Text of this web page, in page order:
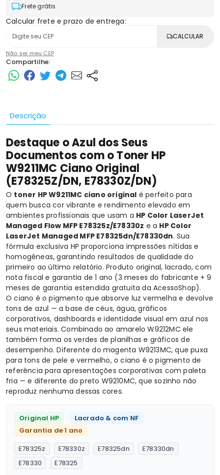
Frete grátis
Calcular frete e prazo de entrega:
CALCULAR
Não sei meu CEP
Compartilhe:
Descrição
Destaque o Azul dos Seus
Documentos com o Toner HP
W9211MC Ciano Original
(E78325Z/DN, E78330Z/DN)
O toner HPW9211MC ciano original é perfeito para
quem busca cor vibrante e rendimento elevado em
ambientes profissionais que usam a HP Color LaserJet
Managed Flow MFP E78325z/E78330z e a HP Color
LaserJet Managed MFP E78325dn/E78330dn. Sua
fórmula exclusiva HP proporciona impressões nítidas e
homogêneas, garantindo resultados de qualidade do
primeiro ao último relatório. Produto original, lacrado, com
nota fiscal e garantia de 1 ano (3 meses do fabricante + 9
meses de garantia estendida gratuita da AcessoShop).
O ciano é o pigmento que absorve luz vermelha e devolve
tons de azul — a base de céus, água, gráficos
corporativos, dashboards e identidade visual em azul nos
seus materiais. Combinado ao amarelo W9212MC ele
também forma os verdes de planilhas e gráficos de
desempenho. Diferente do magenta W9213MC, que puxa
para tons de pele e vermelho, o ciano é o pigmento de
referência para apresentações corporativas com paleta
fria — e diferente dopreto W9210MC, que sozinho não
reproduz nenhuma dessas cores.
Original HP · Lacrado & com NF ·
Garantia de 1 ano
E78325z
E78330z E78325dn
E78330dn
E78330
E78325